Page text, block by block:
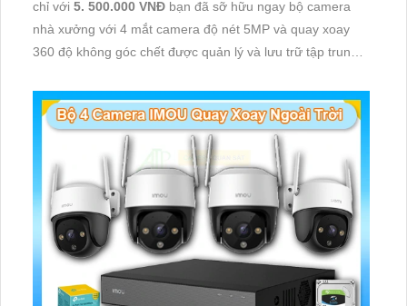
chỉ với 5. 500.000 VNĐ bạn đã sỡ hữu ngay bộ camera
nhà xưởng với 4 mắt camera độ nét 5MP và quay xoay
360 độ không góc chết được quản lý và lưu trữ tập trung